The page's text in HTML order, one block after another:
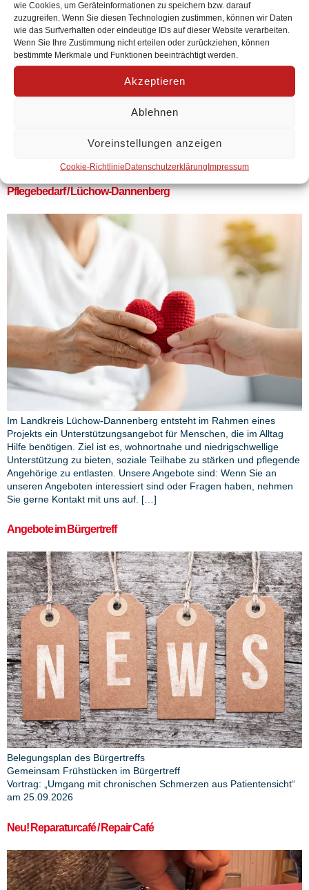
wie Cookies, um Geräteinformationen zu speichern bzw. darauf
zuzugreifen. Wenn Sie diesen Technologien zustimmen, können wir Daten
wie das Surfverhalten oder eindeutige IDs auf dieser Website verarbeiten.
Wenn Sie Ihre Zustimmung nicht erteilen oder zurückziehen, können
bestimmte Merkmale und Funktionen beeinträchtigt werden.
Akzeptieren
Ablehnen
Voreinstellungen anzeigen
Cookie-RichtlinieDatenschutzerklärungImpressum
Mit Gästen aus Politik, Verwaltung und Sozialverbänden hat sich
der AWO Regionalverband Lüneburg / Uelzen / Lüchow-
Dannenberg e. V. auf seinem Jahresempfang 2026 unter dem
Projekt Unterstützung vor Ort – Perspektiven für Menschen mit
Pflegebedarf / Lüchow-Dannenberg
Im Landkreis Lüchow-Dannenberg entsteht im Rahmen eines
Projekts ein Unterstützungsangebot für Menschen, die im Alltag
Hilfe benötigen. Ziel ist es, wohnortnahe und niedrigschwellige
Unterstützung zu bieten, soziale Teilhabe zu stärken und pflegende
Angehörige zu entlasten. Unsere Angebote sind: Wenn Sie an
unseren Angeboten interessiert sind oder Fragen haben, nehmen
Sie gerne Kontakt mit uns auf. […]
Angebote im Bürgertreff
Belegungsplan des Bürgertreffs
Gemeinsam Frühstücken im Bürgertreff
Vortrag: „Umgang mit chronischen Schmerzen aus Patientensicht“
am 25.09.2026
Neu! Reparaturcafé / Repair Café